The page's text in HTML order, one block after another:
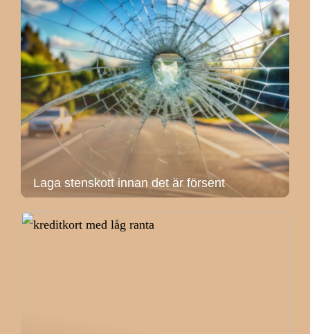
Laga stenskott innan det är försent